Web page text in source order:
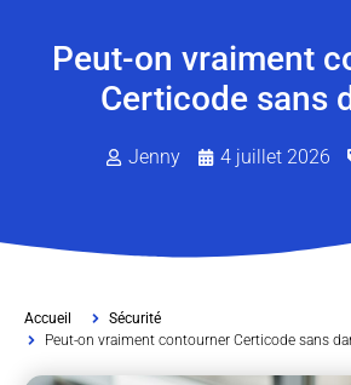
Peut-on vraiment
Certicode sans
Jenny 4 juillet 2026
Accueil
Sécurité
Peut-on vraiment contourner Certicode sans